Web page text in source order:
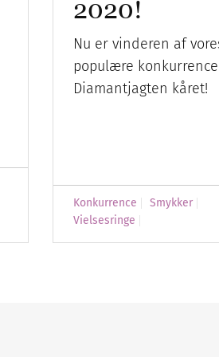
2020!
Nu er vinderen af
populære konkurrence
Diamantjagten kåret!
Konkurrence
Smykker
Vielsesringe